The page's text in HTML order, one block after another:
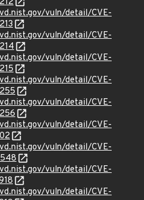
vuln/detail/CVE-
vuln/detail/CVE-
vuln/detail/CVE-
vuln/detail/CVE-
vuln/detail/CVE-
vuln/detail/CVE-
vuln/detail/CVE-
vuln/detail/CVE-
vuln/detail/CVE-